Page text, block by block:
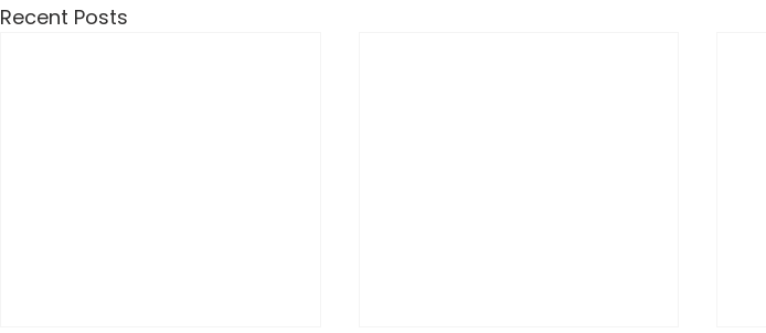
Recent Posts